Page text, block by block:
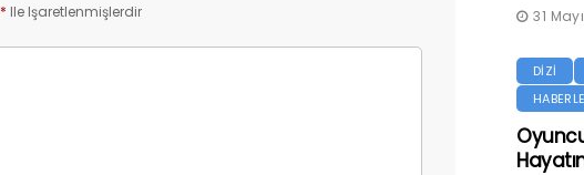
* Ile Işaretlenmişlerdir 31
DİZİ